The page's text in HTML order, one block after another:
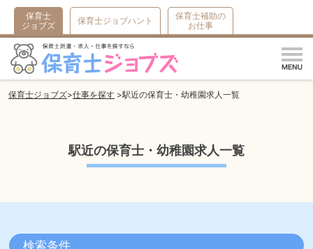
保育士
ジョブズ
保育士ジョブハント
保育士補助の
お仕事
保育士ジョブズ 仕事を探す 駅近の保育士・幼稚園求人一覧
駅近の保育士・幼稚園求人一覧
検索条件